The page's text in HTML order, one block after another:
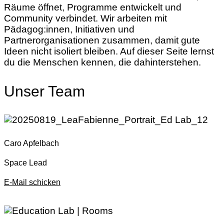
Räume öffnet, Programme entwickelt und
Community verbindet. Wir arbeiten mit
Pädagog:innen, Initiativen und
Partnerorganisationen zusammen, damit gute
Ideen nicht isoliert bleiben. Auf dieser Seite lernst
du die Menschen kennen, die dahinterstehen.
Unser Team
Caro Apfelbach
Space Lead
E-Mail schicken